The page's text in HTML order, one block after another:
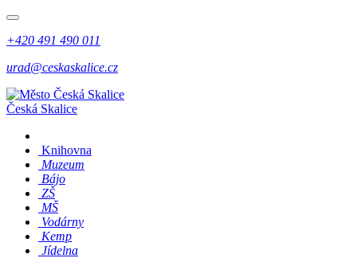
+420 491 490 011
urad@ceskaskalice.cz
Česká Skalice
Knihovna
Muzeum
Bájo
ZŠ
MŠ
Vodárny
Kemp
Jídelna